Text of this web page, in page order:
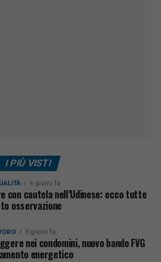
I PIÙ VISTI
6 giorni fa
con cautela nell’Udinese: ecco tutte
osservazione
3 giorni fa
nei condomini, nuovo bando FVG
energetico